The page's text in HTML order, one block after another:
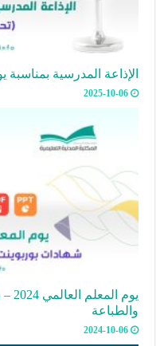
الإذاعة المدرسية
2025-10-06
والطباعة
2024-10-06